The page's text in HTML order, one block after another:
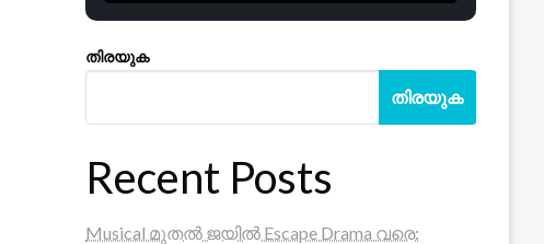
തിരയുക
തിരയുക
Recent Posts
Musical മുതൽ ജയിൽ Escape Drama വരെ: